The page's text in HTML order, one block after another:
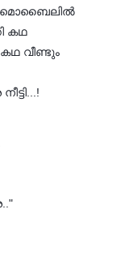
മൊബൈലിൽ
കഥ
വീണ്ടും